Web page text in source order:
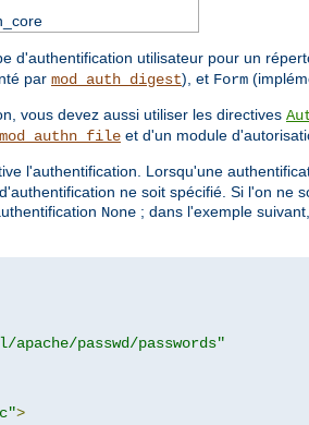
d'authentification utilisateur pour un
par mod_auth_digest), et Form
vous devez aussi utiliser les directives
mod_authn_file et d'un module
l'authentification. Lorsqu'une
ne soit spécifié. Si l'on
None ; dans l'exemple
passwd/passwords"
>